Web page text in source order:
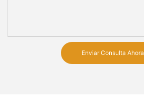
Enviar Consulta Ahora